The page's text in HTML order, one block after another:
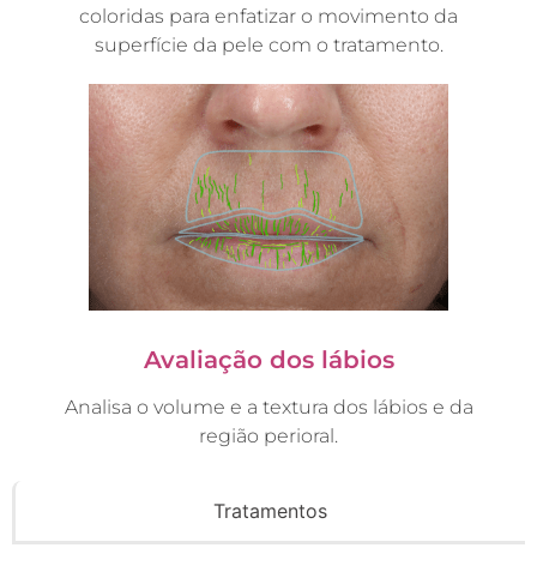
Tratamentos
coloridas para enfatizar o movimento da
superfície da pele com o tratamento.
Avaliação dos lábios
Analisa o volume e a textura dos lábios e da
região perioral.